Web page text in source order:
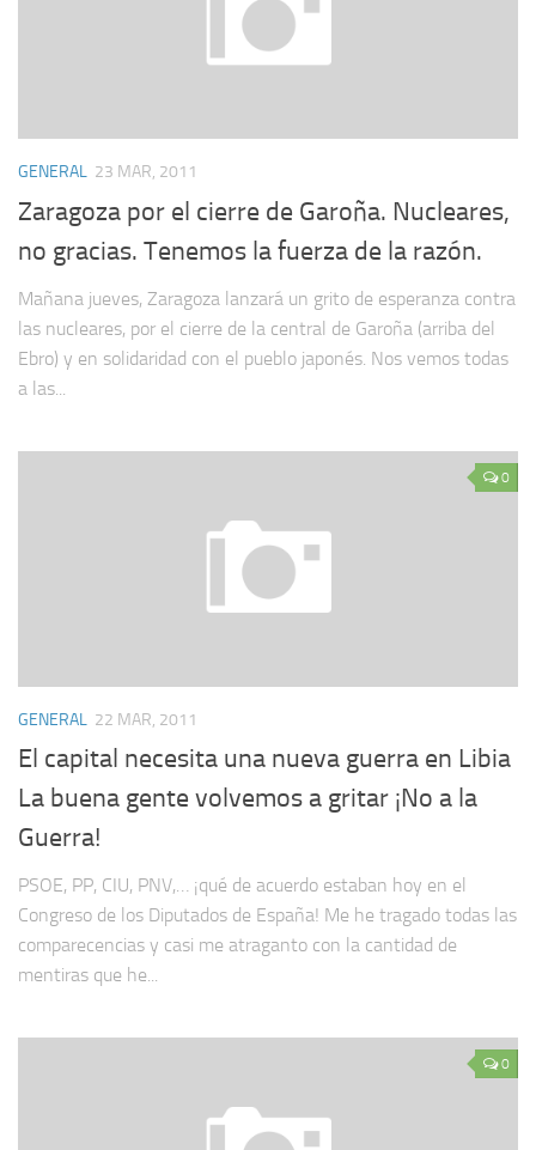
GENERAL 23 MAR, 2011
Zaragoza por el cierre de Garoña. Nucleares,
no gracias. Tenemos la fuerza de la razón.
Mañana jueves, Zaragoza lanzará un grito de esperanza contra
las nucleares, por el cierre de la central de Garoña (arriba del
Ebro) y en solidaridad con el pueblo japonés. Nos vemos todas
a las...
0
GENERAL 22 MAR, 2011
El capital necesita una nueva guerra en Libia
La buena gente volvemos a gritar ¡No a la
Guerra!
PSOE, PP, CIU, PNV,… ¡qué de acuerdo estaban hoy en el
Congreso de los Diputados de España! Me he tragado todas las
comparecencias y casi me atraganto con la cantidad de
mentiras que he...
0